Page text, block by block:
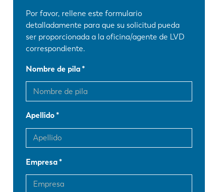
Por favor, rellene este formulario
detalladamente para que su solicitud pueda
ser proporcionada a la oficina/agente de LVD
correspondiente.
Nombre de pila
Apellido
Empresa